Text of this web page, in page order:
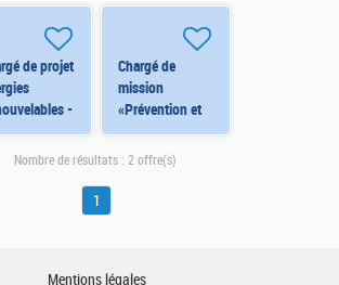
de projet
-
H/F
Chargé de
mission
«Prévention et
lutte contre
l'exploitation
Nombre de résultats : 2 offre(s)
1
Mentions légales